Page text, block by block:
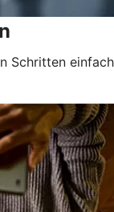
Schritten einfach